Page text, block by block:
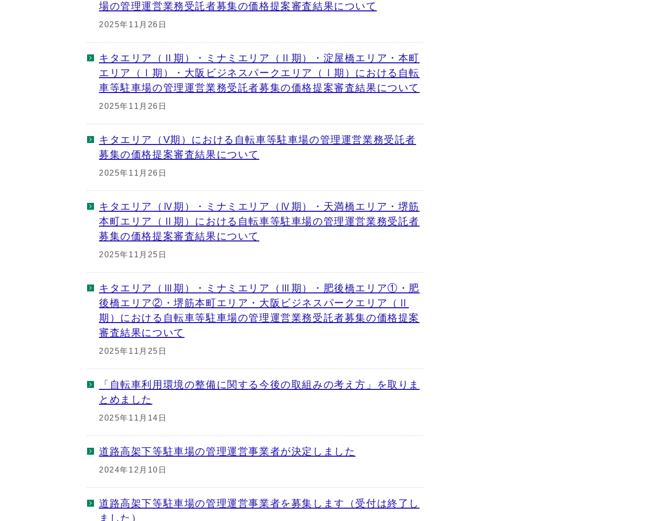
場の管理運営業務受託者募集の価格提案審査結果について
2025年11月26日
キタエリア（Ⅱ期）・ミナミエリア（Ⅱ期）・淀屋橋エリア・本町
エリア（Ⅰ期）・大阪ビジネスパークエリア（Ⅰ期）における自転
車等駐車場の管理運営業務受託者募集の価格提案審査結果について
2025年11月26日
キタエリア（V期）における自転車等駐車場の管理運営業務受託者
募集の価格提案審査結果について
2025年11月26日
キタエリア（Ⅳ期）・ミナミエリア（Ⅳ期）・天満橋エリア・堺筋
本町エリア（Ⅱ期）における自転車等駐車場の管理運営業務受託者
募集の価格提案審査結果について
2025年11月25日
キタエリア（Ⅲ期）・ミナミエリア（Ⅲ期）・肥後橋エリア①・肥
後橋エリア②・堺筋本町エリア・大阪ビジネスパークエリア（Ⅱ
期）における自転車等駐車場の管理運営業務受託者募集の価格提案
審査結果について
2025年11月25日
「自転車利用環境の整備に関する今後の取組みの考え方」を取りま
とめました
2025年11月14日
道路高架下等駐車場の管理運営事業者が決定しました
2024年12月10日
道路高架下等駐車場の管理運営事業者を募集します（受付は終了し
ました）